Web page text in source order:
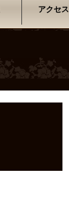
アクセス